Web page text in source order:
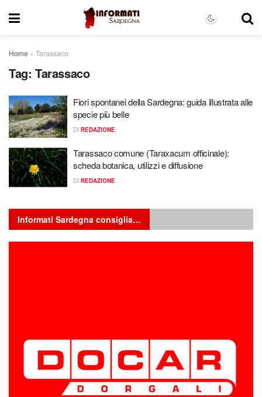
Home » Tarassaco
Tag: Tarassaco
Fiori spontanei della Sardegna: guida illustrata alle
specie più belle
DI REDAZIONE
Tarassaco comune (Taraxacum officinale):
scheda botanica, utilizzi e diffusione
DI REDAZIONE
Informati Sardegna consiglia…